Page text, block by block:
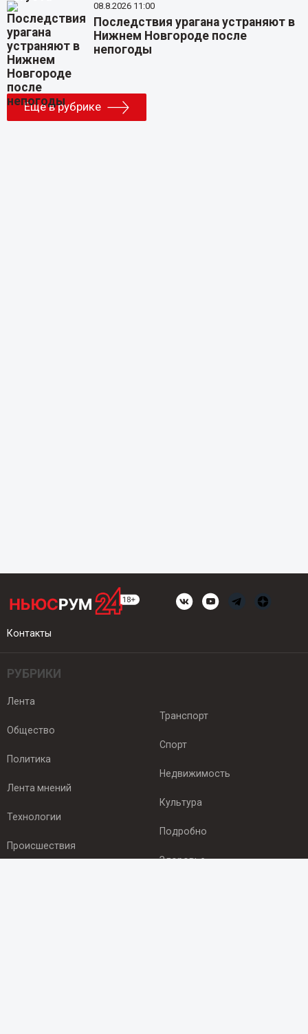
08.8.2026 11:00
Последствия урагана устраняют в
Нижнем Новгороде после
непогоды
Еще в рубрике
Контакты
РУБРИКИ
Лента
Общество
Политика
Лента мнений
Технологии
Происшествия
Транспорт
Спорт
Недвижимость
Культура
Подробно
Здоровье